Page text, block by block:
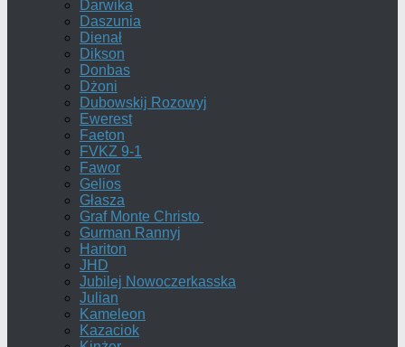
Darwika
Daszunia
Dienał
Dikson
Donbas
Dżoni
Dubowskij Rozowyj
Ewerest
Faeton
FVKZ 9-1
Fawor
Gelios
Głasza
Graf Monte Christo
Gurman Rannyj
Hariton
JHD
Jubilej Nowoczerkasska
Julian
Kameleon
Kazaciok